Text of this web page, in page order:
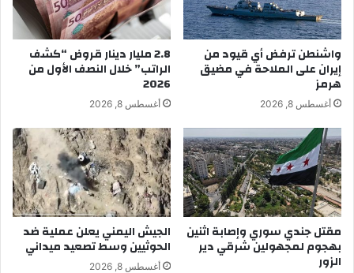
واشنطن ترفض أي قيود من
إيران على الملاحة في مضيق
هرمز
أغسطس 8, 2026
2.8 مليار دينار قروض “كشف
الراتب” خلال النصف الأول من
2026
أغسطس 8, 2026
مقتل جندي سوري وإصابة اثنين
بهجوم لمجهولين شرقي دير
الزور
الجيش اليمني يعلن عملية ضد
الحوثيين وسط تصعيد ميداني
أغسطس 8, 2026